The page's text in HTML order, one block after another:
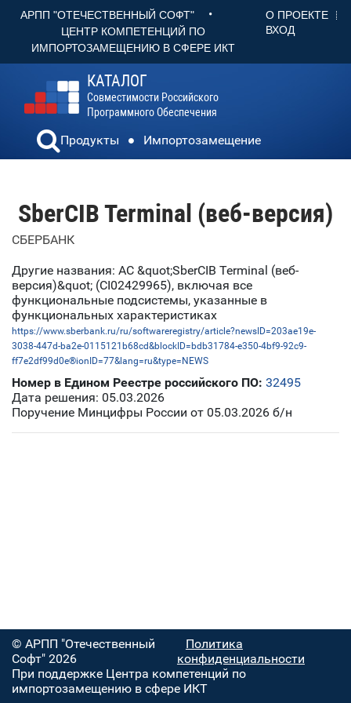
АРПП "ОТЕЧЕСТВЕННЫЙ СОФТ" •
ЦЕНТР КОМПЕТЕНЦИЙ ПО
ИМПОРТОЗАМЕЩЕНИЮ В СФЕРЕ ИКТ
О ПРОЕКТЕ
ВХОД
КАТАЛОГ
Совместимости Российского
Программного Обеспечения
Продукты Импортозамещение
SberCIB Terminal (веб-версия)
СБЕРБАНК
Другие названия: АС &quot;SberCIB Terminal (веб-
версия)&quot; (CI02429965), включая все
функциональные подсистемы, указанные в
функциональных характеристиках
https://www.sberbank.ru/ru/softwareregistry/article?newsID=203ae19e-
3038-447d-ba2e-0115121b68cd&blockID=bdb31784-e350-4bf9-92c9-
ff7e2df99d0e®ionID=77&lang=ru&type=NEWS
Номер в Едином Реестре российского ПО: 32495
Дата решения: 05.03.2026
Поручение Минцифры России от 05.03.2026 б/н
© АРПП "Отечественный
Софт" 2026
Политика
конфиденциальности
При поддержке Центра компетенций по
импортозамещению в сфере ИКТ